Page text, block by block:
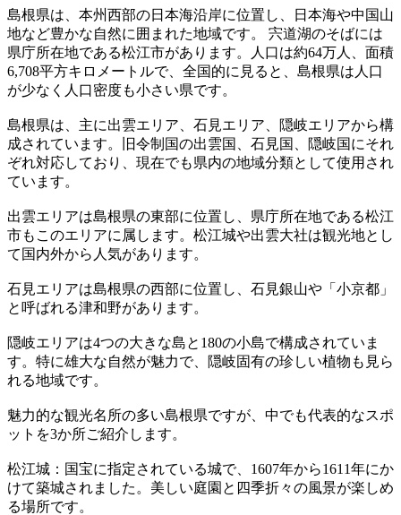
島根県は、本州西部の日本海沿岸に位置し、日本海や中国山
地など豊かな自然に囲まれた地域です。 宍道湖のそばには
県庁所在地である松江市があります。人口は約64万人、面積
6,708平方キロメートルで、全国的に見ると、島根県は人口
が少なく人口密度も小さい県です。
島根県は、主に出雲エリア、石見エリア、隠岐エリアから構
成されています。旧令制国の出雲国、石見国、隠岐国にそれ
ぞれ対応しており、現在でも県内の地域分類として使用され
ています。
出雲エリアは島根県の東部に位置し、県庁所在地である松江
市もこのエリアに属します。松江城や出雲大社は観光地とし
て国内外から人気があります。
石見エリアは島根県の西部に位置し、石見銀山や「小京都」
と呼ばれる津和野があります。
隠岐エリアは4つの大きな島と180の小島で構成されていま
す。特に雄大な自然が魅力で、隠岐固有の珍しい植物も見ら
れる地域です。
魅力的な観光名所の多い島根県ですが、中でも代表的なスポ
ットを3か所ご紹介します。
松江城：国宝に指定されている城で、1607年から1611年にか
けて築城されました。美しい庭園と四季折々の風景が楽しめ
る場所です。